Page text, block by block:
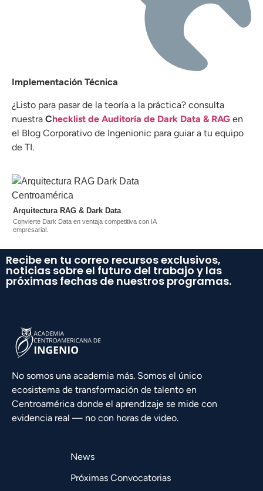
Implementación Técnica
¿Listo para pasar de la teoría a la práctica? consulta
nuestra Checklist de Auditoría de Dark Data & RAG en
el Blog Corporativo de Ingenionic para guiar a tu equipo
de TI.
Arquitectura RAG & Dark Data
Convierte Dark Data en ventaja competitiva con IA
empresarial.
Recibe en tu correo recursos exclusivos,
noticias sobre el futuro del trabajo y las
próximas fechas de nuestros programas.
No somos una academia más. Somos el único
ecosistema de transformación de talento en
Centroamérica donde el aprendizaje se mide con
evidencia real — no con horas de video.
News
Próximas Convocatorias